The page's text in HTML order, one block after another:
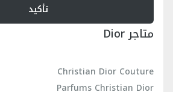
تأكيد
متاجر Dior
Christian Dior Couture
Parfums Christian Dior